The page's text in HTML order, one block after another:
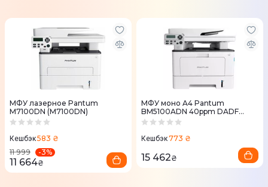
МФУ лазерное Pantum
M7100DN (M7100DN)
Кешбэк583 ₴
11 999
-3%
11 664₴
МФУ моно A4 Pantum
BM5100ADN 40ppm DADF
Duplex Ethernet (BM5100ADN)
Кешбэк773 ₴
15 462₴